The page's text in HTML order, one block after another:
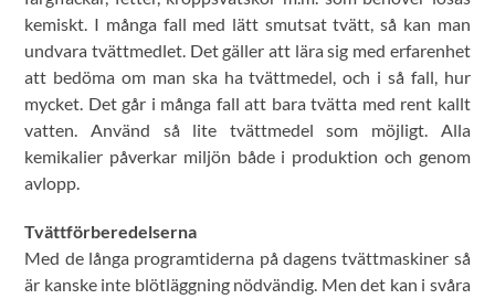
kemiskt. I många fall med lätt smutsat tvätt, så kan man
undvara tvättmedlet. Det gäller att lära sig med erfarenhet
att bedöma om man ska ha tvättmedel, och i så fall, hur
mycket. Det går i många fall att bara tvätta med rent kallt
vatten. Använd så lite tvättmedel som möjligt. Alla
kemikalier påverkar miljön både i produktion och genom
avlopp.
Tvättförberedelserna
Med de långa programtiderna på dagens tvättmaskiner så
är kanske inte blötläggning nödvändig. Men det kan i svåra